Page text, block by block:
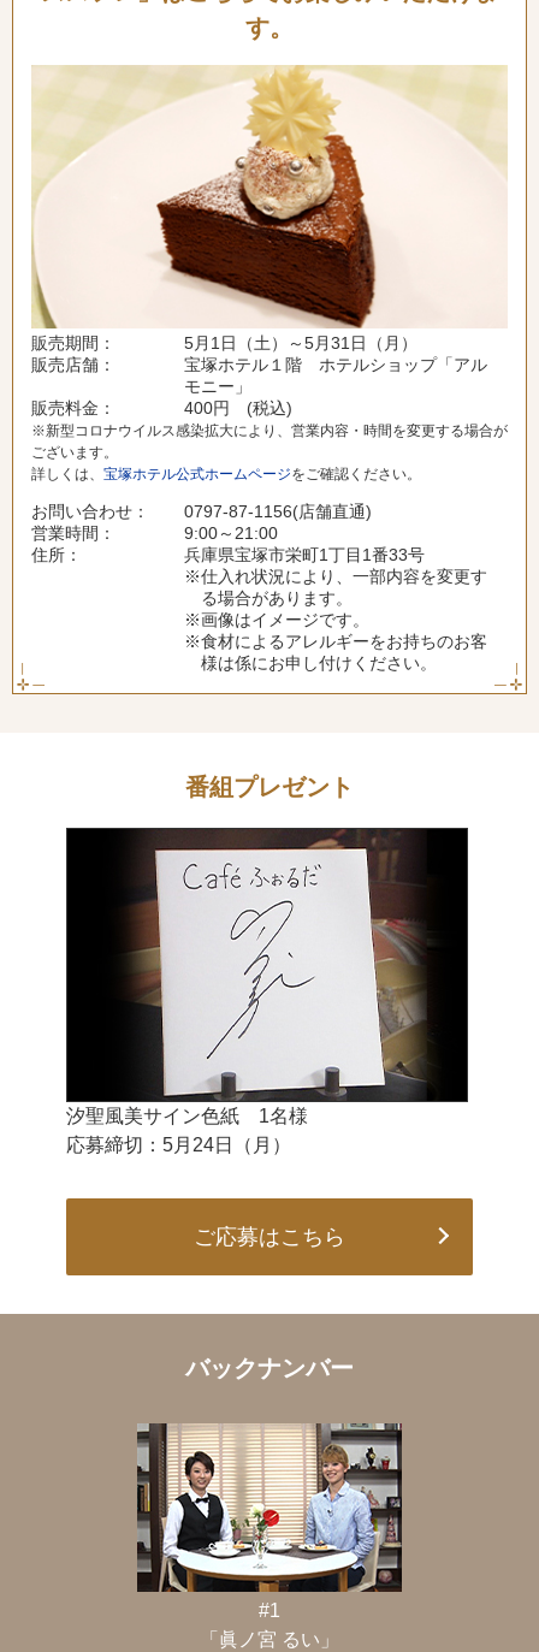
す。
販売期間：
5月1日（土）～5月31日（月）
販売店舗：
宝塚ホテル１階 ホテルショップ「アル
モニー」
販売料金：
400円 (税込)
※新型コロナウイルス感染拡大により、営業内容・時間を変更する場合が
ございます。
詳しくは、 宝塚ホテル公式ホームページをご確認ください。
お問い合わせ：
0797-87-1156(店舗直通)
営業時間：
9:00～21:00
住所：
兵庫県宝塚市栄町1丁目1番33号
※仕入れ状況により、一部内容を変更す
る場合があります。
※画像はイメージです。
※食材によるアレルギーをお持ちのお客
様は係にお申し付けください。
番組プレゼント
汐聖風美サイン色紙 1名様
応募締切：5月24日（月）
ご応募はこちら
バックナンバー
#1
「眞ノ宮 るい」